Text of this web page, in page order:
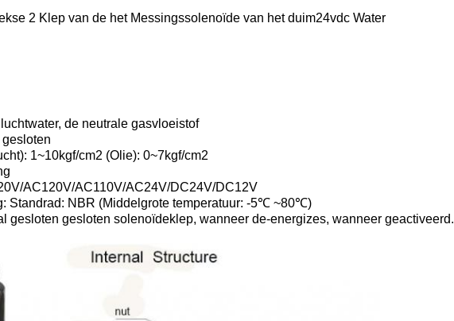
2 Klep van de het Messingssolenoïde van het duim24vdc Water
de neutrale gasvloeistof
1~10kgf/cm2 (Olie): 0~7kgf/cm2
AC120V/AC110V/AC24V/DC24V/DC12V
Standrad: NBR (Middelgrote temperatuur: -5℃ ~80℃)
gesloten gesloten solenoïdeklep, wanneer de-energizes, wanneer geactiveerd.